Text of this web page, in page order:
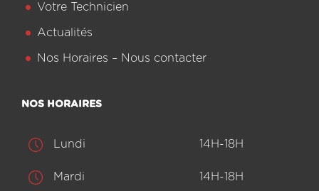
Votre Technicien
Actualités
Nos Horaires – Nous contacter
NOS HORAIRES
Lundi 14H-18H
Mardi 14H-18H